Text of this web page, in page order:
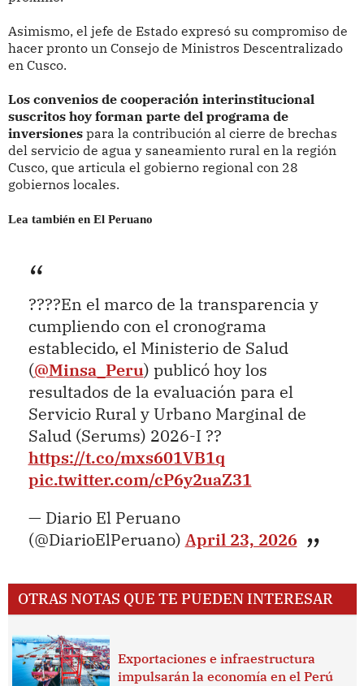
Asimismo, el jefe de Estado expresó su compromiso de
hacer pronto un Consejo de Ministros Descentralizado
en Cusco.
Los convenios de cooperación interinstitucional
suscritos hoy forman parte del programa de
inversionespara la contribución al cierre de brechas
del servicio de agua y saneamiento rural en la región
Cusco, que articula el gobierno regional con 28
gobiernos locales.
Lea también en El Peruano
????En el marco de la transparencia y
cumpliendo con el cronograma
establecido, el Ministerio de Salud
(@Minsa_Peru) publicó hoy los
resultados de la evaluación para el
Servicio Rural y Urbano Marginal de
Salud (Serums) 2026-I ??
https://t.co/mxs601VB1q
pic.twitter.com/cP6y2uaZ31
— Diario El Peruano
(@DiarioElPeruano) April 23, 2026
OTRAS NOTAS QUE TE PUEDEN INTERESAR
Exportaciones e infraestructura
impulsarán la economía en el Perú